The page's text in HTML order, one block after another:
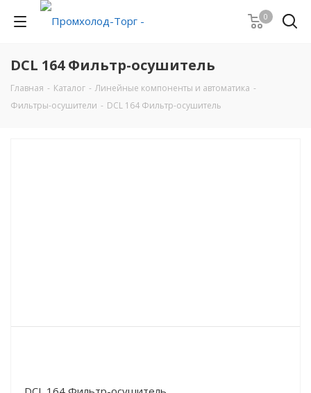
0
DCL 164 Фильтр-осушитель
Главная - Каталог - Линейные компоненты и автоматика -
Фильтры-осушители - DCL 164 Фильтр-осушитель